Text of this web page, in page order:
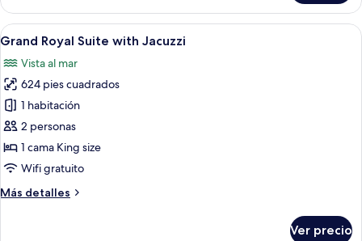
Sea
View
with
Abrir
todas
las
fotos
de
Grand
Royal
Suite
Jacuzzi
Una habitación de hotel moderna
15
Grand Royal Suite with Jacuzzi
Vista al mar
624 pies cuadrados
1 habitación
2 personas
1 cama King size
Wifi gratuito
Más detalles
Más
Ver precio